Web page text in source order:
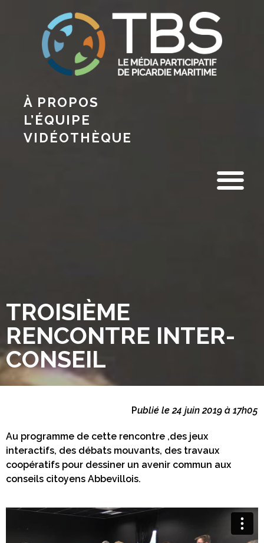
À PROPOS
L’ÉQUIPE
VIDÉOTHÈQUE
TROISIÈME
RENCONTRE INTER-
CONSEIL
Publié le 24 juin 2019 à 17h05
Au programme de cette rencontre ,des jeux
interactifs, des débats mouvants, des travaux
coopératifs pour dessiner un avenir commun aux
conseils citoyens Abbevillois.